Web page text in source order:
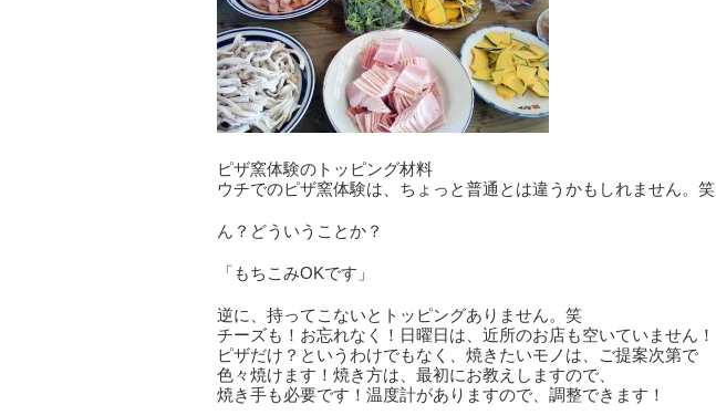
ピザ窯体験のトッピング材料
ウチでのピザ窯体験は、ちょっと普通とは違うかもしれません。笑
ん？どういうことか？
「もちこみOKです」
逆に、持ってこないとトッピングありません。笑
チーズも！お忘れなく！日曜日は、近所のお店も空いていません！
ピザだけ？というわけでもなく、焼きたいモノは、ご提案次第で
色々焼けます！焼き方は、最初にお教えしますので、
焼き手も必要です！温度計がありますので、調整できます！